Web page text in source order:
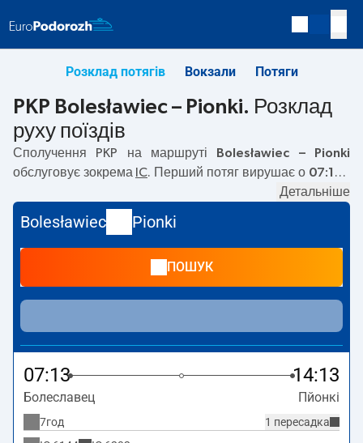
Розклад потягів Вокзали Потяги
PKP Bolesławiec – Pionki. Розклад
руху поїздів
Сполучення PKP на маршруті
Bolesławiec – Pionki
обслуговує зокрема IC . Перший потяг вирушає о 07:13з
вирушає о 07:13. Наразі на маршруті
не курсують інші потяги перевізника PKP Intercity. Потяг
завершує маршрут на станції Pionki.
Детальніше
Bolesławiec Pionki
ПОШУК
07:13 14:13
Болеславец Пйонкі
1 пересадка
7год